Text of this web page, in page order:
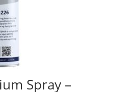
Spray –